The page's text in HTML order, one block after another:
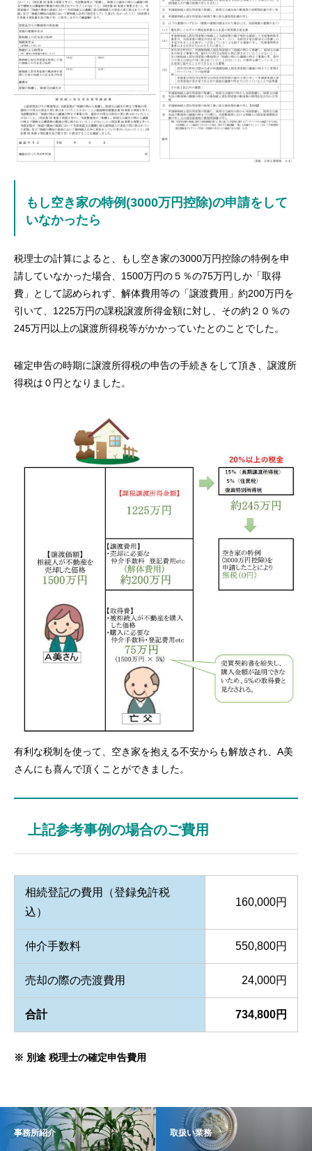
もし空き家の特例(3000万円控除)の申請をして
いなかったら
税理士の計算によると、もし空き家の3000万円控除の特例を申
請していなかった場合、1500万円の５％の75万円しか「取得
費」として認められず、解体費用等の「譲渡費用」約200万円を
引いて、1225万円の課税譲渡所得金額に対し、その約２０％の
245万円以上の譲渡所得税等がかかっていたとのことでした。
確定申告の時期に譲渡所得税の申告の手続きをして頂き、譲渡所
得税は０円となりました。
有利な税制を使って、空き家を抱える不安からも解放され、A美
さんにも喜んで頂くことができました。
上記参考事例の場合のご費用
相続登記の費用（登録免許税
込）
160,000円
仲介手数料 550,800円
売却の際の売渡費用 24,000円
合計 734,800円
※ 別途 税理士の確定申告費用
事務所紹介 取扱い業務